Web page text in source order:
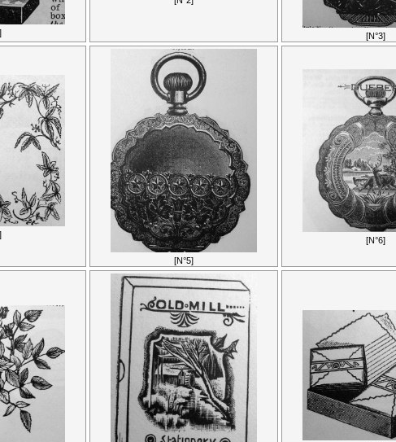
[N°3]
[N°5]
[N°6]